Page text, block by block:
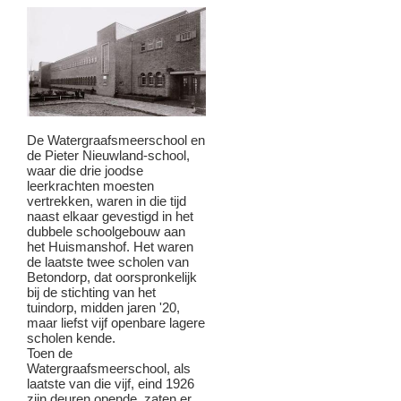
De Watergraafsmeerschool en
de Pieter Nieuwland-school,
waar die drie joodse
leerkrachten moesten
vertrekken, waren in die tijd
naast elkaar gevestigd in het
dubbele schoolgebouw aan
het Huismanshof. Het waren
de laatste twee scholen van
Betondorp, dat oorspronkelijk
bij de stichting van het
tuindorp, midden jaren '20,
maar liefst vijf openbare lagere
scholen kende.
Toen de
Watergraafsmeerschool, als
laatste van die vijf, eind 1926